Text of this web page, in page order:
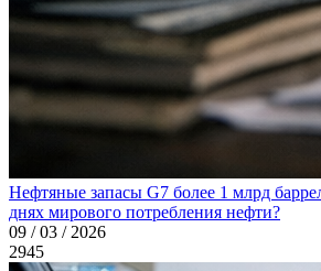
Нефтяные запасы G7 более 1 млрд
днях мирового потребления нефти?
09 / 03 / 2026
2945